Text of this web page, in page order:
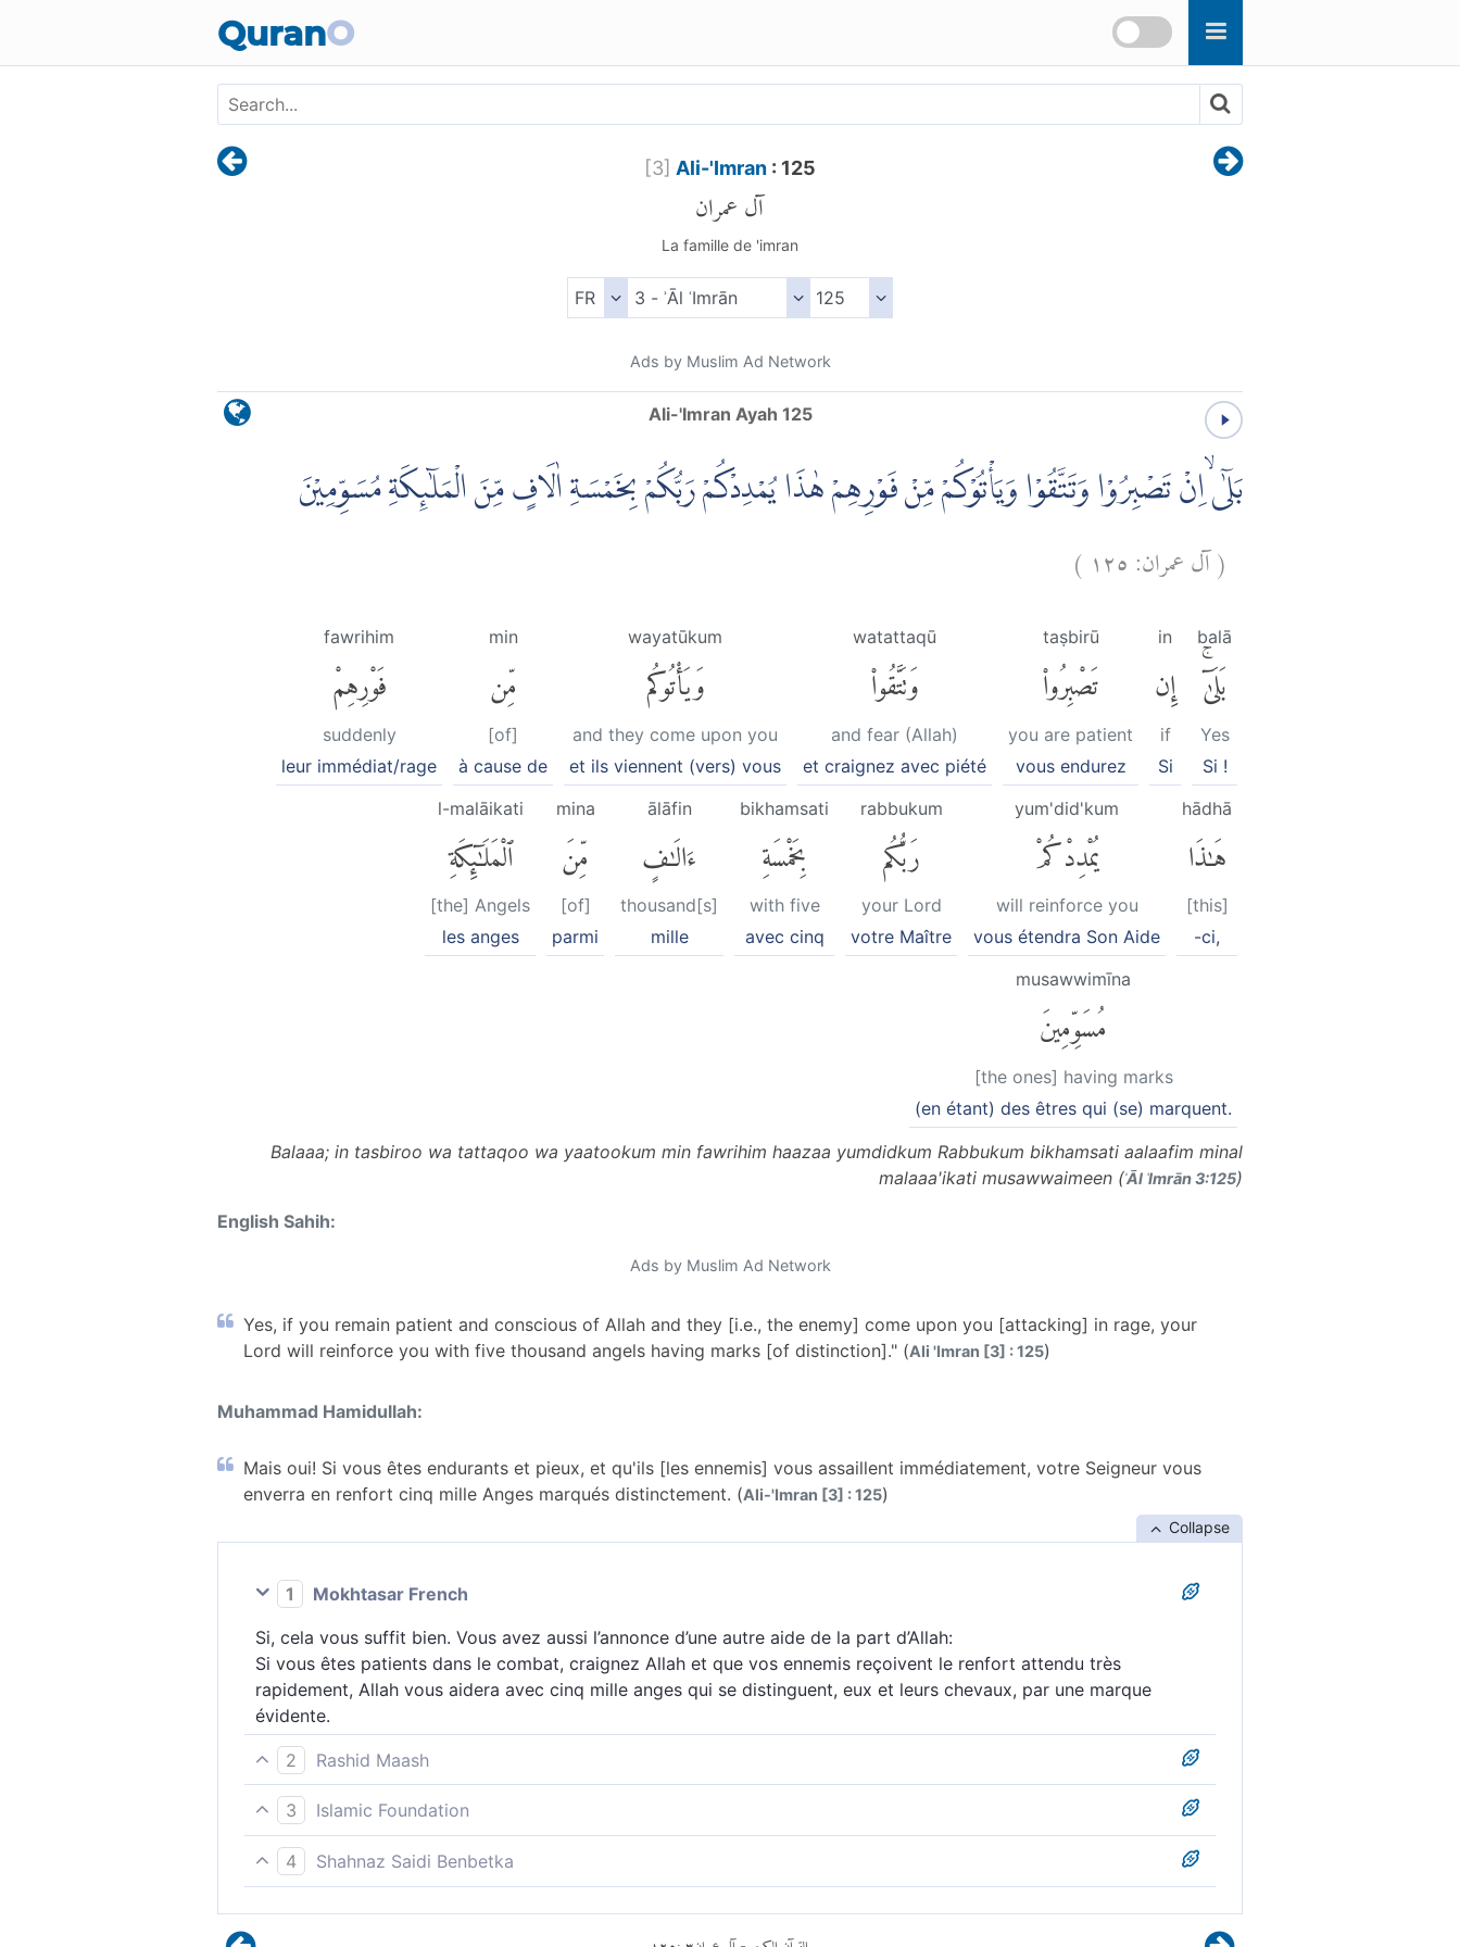
QuranO
[3] Ali-'Imran: 125
آل عمران
La famille de 'imran
Ads by Muslim Ad Network
Ali-'Imran Ayah 125
بَلٰٓى ۙاِنْ تَصْبِرُوْا وَتَتَّقُوْا وَيَأْتُوْكُمْ مِّنْ فَوْرِهِمْ هٰذَا يُمْدِدْكُمْ رَبُّكُمْ بِخَمْسَةِ اٰلَافٍ مِّنَ الْمَلٰۤىِٕكَةِ مُسَوِّمِيْنَ
(آل عمران:١٢٥ )
balā
بَلَىٰٓۚ
Yes
Si !
in
إِن
if
Si
taṣbirū
تَصْبِرُوا۟
you are patient
vous endurez
watattaqū
وَتَتَّقُوا۟
and fear (Allah)
et craignez avec piété
wayatūkum
وَيَأْتُوكُم
and they come upon you
et ils viennent (vers) vous
min
مِّن
[of]
à cause de
fawrihim
فَوْرِهِمْ
suddenly
leur immédiat/rage
hādhā
هَٰذَا
[this]
-ci,
yum'did'kum
يُمْدِدْكُمْ
will reinforce you
vous étendra Son Aide
rabbukum
رَبُّكُم
your Lord
votre Maître
bikhamsati
بِخَمْسَةِ
with five
avec cinq
ālāfin
ءَالَٰفٍ
thousand[s]
mille
mina
مِّنَ
[of]
parmi
l-malāikati
ٱلْمَلَٰٓئِكَةِ
[the] Angels
les anges
musawwimīna
مُسَوِّمِينَ
[the ones] having marks
(en étant) des êtres qui (se) marquent.
Balaaa; in tasbiroo wa tattaqoo wa yaatookum min fawrihim haazaa yumdidkum Rabbukum bikhamsati aalaafim minal
malaaa'ikati musawwaimeen (ʾĀl ʿImrān 3:125)
English Sahih:
Ads by Muslim Ad Network
Yes, if you remain patient and conscious of Allah and they [i.e., the enemy] come upon you [attacking] in rage, your
Lord will reinforce you with five thousand angels having marks [of distinction]." (Ali 'Imran [3] : 125)
Muhammad Hamidullah:
Mais oui! Si vous êtes endurants et pieux, et qu'ils [les ennemis] vous assaillent immédiatement, votre Seigneur vous
enverra en renfort cinq mille Anges marqués distinctement. (Ali-'Imran [3] : 125)
Collapse
1
Mokhtasar French
Si, cela vous suffit bien. Vous avez aussi l’annonce d’une autre aide de la part d’Allah:
Si vous êtes patients dans le combat, craignez Allah et que vos ennemis reçoivent le renfort attendu très
rapidement, Allah vous aidera avec cinq mille anges qui se distinguent, eux et leurs chevaux, par une marque
évidente.
2
Rashid Maash
125 Bien au contraire ! Ces renforts étaient amplement suffisants. Si donc, craignant Allah, vous vous montrez
patients, et que vos ennemis vous attaquent sur-le-champ, votre Seigneur vous enverra cinq mille anges marqués
distinctement.
3
Islamic Foundation
Que oui ! Si vous êtes patients et pieux et que vos ennemis vous assaillent sans plus tarder, votre Seigneur vous
enverra alors cinq mille Anges élus aux marques distinctes
4
Shahnaz Saidi Benbetka